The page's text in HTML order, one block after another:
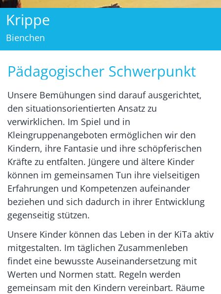
Pädagogischer Schwerpunkt
Unsere Bemühungen sind darauf ausgerichtet,
den situationsorientierten Ansatz zu
verwirklichen. Im Spiel und in
Kleingruppenangeboten ermöglichen wir den
Kindern, ihre Fantasie und ihre schöpferischen
Kräfte zu entfalten. Jüngere und ältere Kinder
können im gemeinsamen Tun ihre vielseitigen
Erfahrungen und Kompetenzen aufeinander
beziehen und sich dadurch in ihrer Entwicklung
gegenseitig stützen.
Unsere Kinder können das Leben in der KiTa aktiv
mitgestalten. Im täglichen Zusammenleben
findet eine bewusste Auseinandersetzung mit
Werten und Normen statt. Regeln werden
gemeinsam mit den Kindern vereinbart. Räume